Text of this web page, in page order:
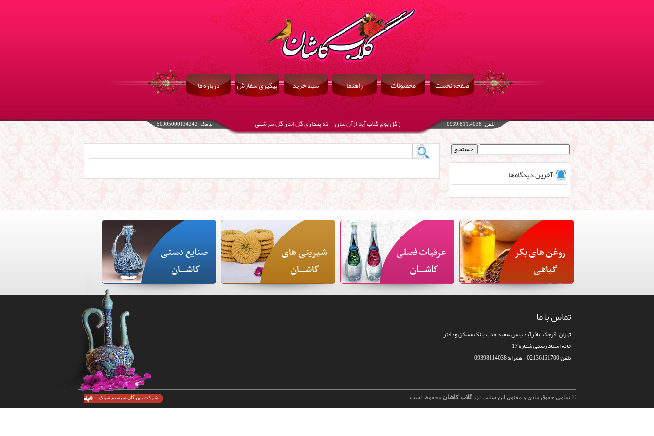
صفحه نخست محصولات راهنما سبد خرید پیگیری سفارش درباره ما
تلفن: 0939.811.4038 زگل بوي گلاب آيد ازآن سان كه پنداري گل اندر گل سرشتي پیامک: 50005000134242
آخرین دیدگاه‌ها
روغن های بکر
گیاهی
عرقیات فصلی
کاشـــان
شیرینی های
کاشـــان
صنایع دستی
کاشـــان
تماس با ما
تهران: قرچک، باقرآباد،یاس سفید جنب بانک مسکن و دفتر
خانه اسناد رسمی شماره 17
تلفن:02136161700 - همراه: 09398114038
© تمامی حقوق مادی و معنوی این سایت نزدگلاب کاشان محفوظ است. شرکت مهرگان سیستم سیلک